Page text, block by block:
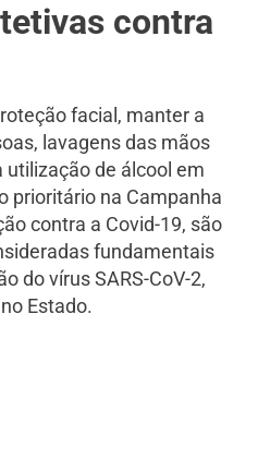
contra
facial, manter a
lavagens das mãos
utilização de álcool em
prioritário na Campanha
contra a Covid-19, são
fundamentais
do vírus SARS-CoV-2,
Estado.